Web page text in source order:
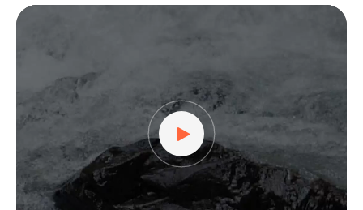
Reproductor